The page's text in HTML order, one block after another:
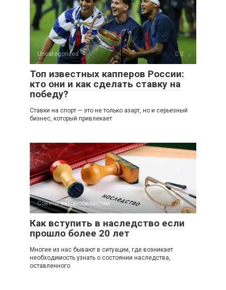
Uncategorised 0
Топ известных капперов России:
кто они и как сделать ставку на
победу?
Ставки на спорт — это не только азарт, но и серьезный
бизнес, который привлекает
Советы автомобилистам 0
Как вступить в наследство если
прошло более 20 лет
Многие из нас бывают в ситуации, где возникает
необходимость узнать о состоянии наследства,
оставленного